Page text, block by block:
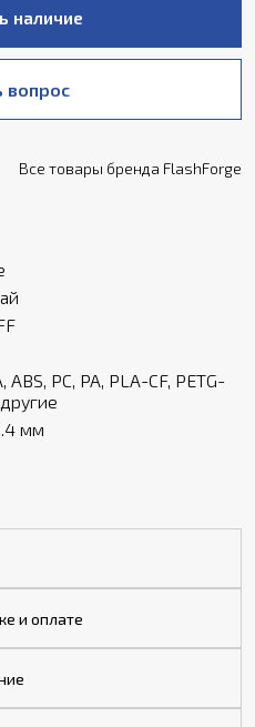
наличие
вопрос
Все товары бренда FlashForge
PC, PA, PLA-CF, PETG-
мм
и оплате